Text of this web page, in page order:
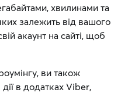
хвилинами та
залежить від вашого
акаунт на сайті, щоб
ви також
в додатках Viber,